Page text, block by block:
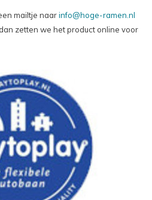
mailtje naarinfo@hoge-ramen.nl
zetten we het product online voor